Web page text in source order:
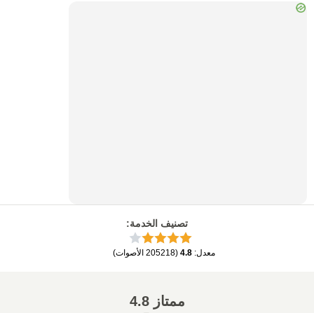
تصنيف الخدمة:
معدل:
4.8
(
205218 الأصوات)
ممتاز 4.8